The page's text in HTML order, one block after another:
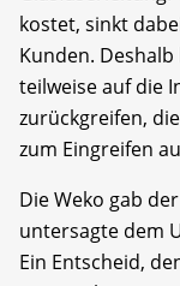
kostet, sinkt
Kunden.
teilweise auf die
zurückgreifen,
zum Eingreifen
Die Weko gab
untersagte dem
Ein Entscheid,